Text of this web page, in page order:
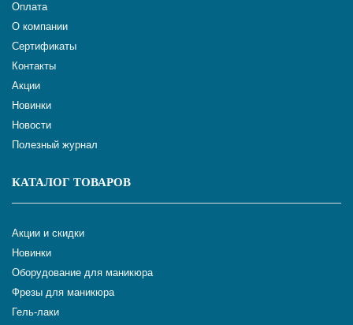
Оплата
О компании
Сертификаты
Контакты
Акции
Новинки
Новости
Полезный журнал
КАТАЛОГ ТОВАРОВ
Акции и скидки
Новинки
Оборудование для маникюра
Фрезы для маникюра
Гель-лаки